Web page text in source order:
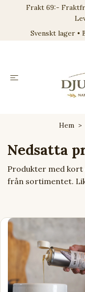
Frakt 69:-
Svenskt lager
Hem
Nedsatta
Produkter med
från sortimentet.